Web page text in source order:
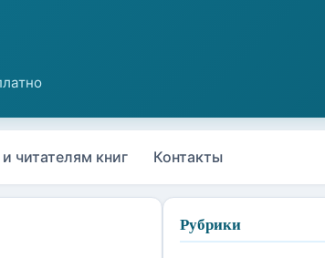
читателям книг Контакты
Рубрики